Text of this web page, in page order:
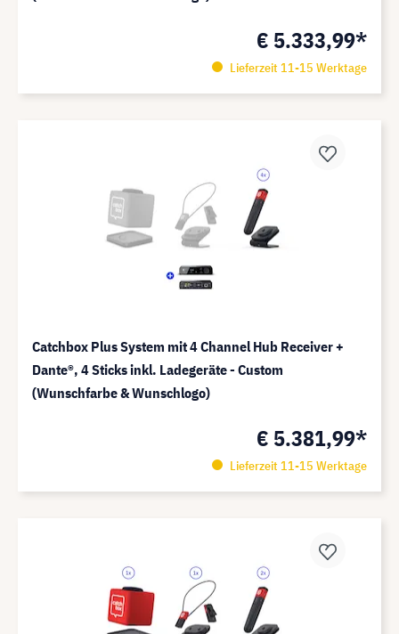
€ 5.333,99*
Lieferzeit 11-15 Werktage
Catchbox Plus System mit 4 Channel Hub Receiver +
Dante®️, 4 Sticks inkl. Ladegeräte - Custom
(Wunschfarbe & Wunschlogo)
€ 5.381,99*
Lieferzeit 11-15 Werktage